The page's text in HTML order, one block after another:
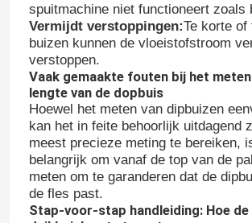
spuitmachine niet functioneert zoals
Vermijdt verstoppingen:Te korte of
buizen kunnen de vloeistofstroom
verstoppen.
Vaak gemaakte fouten bij het
lengte van de dopbuis
Hoewel het meten van dipbuizen
kan het in feite behoorlijk uitdagend
meest precieze meting te bereiken,
belangrijk om vanaf de top van de
meten om te garanderen dat de
de fles past.
Stap-voor-stap handleiding: Hoe de